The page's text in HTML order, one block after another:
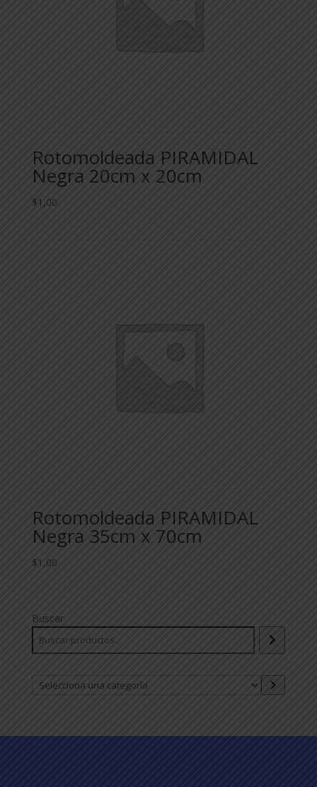
Rotomoldeada PIRAMIDAL
Negra 20cm x 20cm
$ 1,00
Rotomoldeada PIRAMIDAL
Negra 35cm x 70cm
$ 1,00
Buscar
Selecciona
una